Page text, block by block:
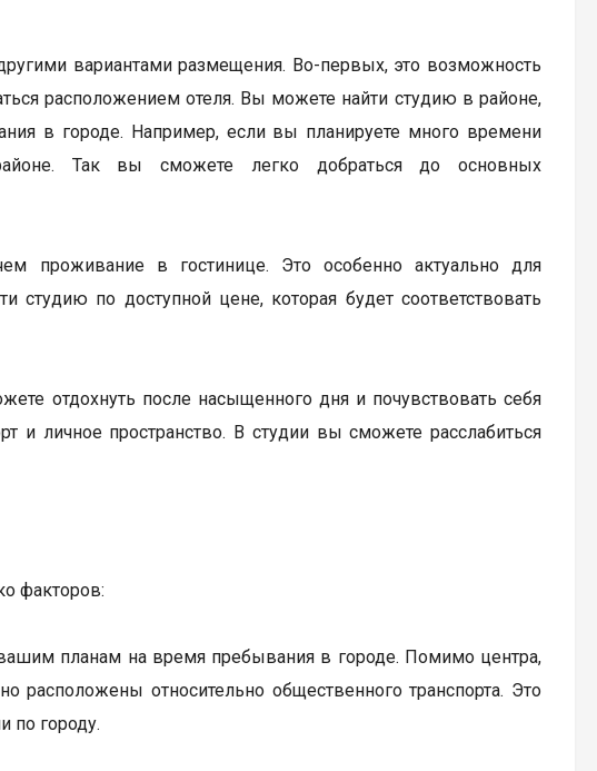
вариантами размещения. Во-первых, это возможность
расположением отеля. Вы можете найти студию в районе,
в городе. Например, если вы планируете много времени
Так вы сможете легко добраться до основных
проживание в гостинице. Это особенно актуально для
по доступной цене, которая будет соответствовать
отдохнуть после насыщенного дня и почувствовать себя
и личное пространство. В студии вы сможете расслабиться
факторов:
планам на время пребывания в городе. Помимо центра,
расположены относительно общественного транспорта. Это
по городу.